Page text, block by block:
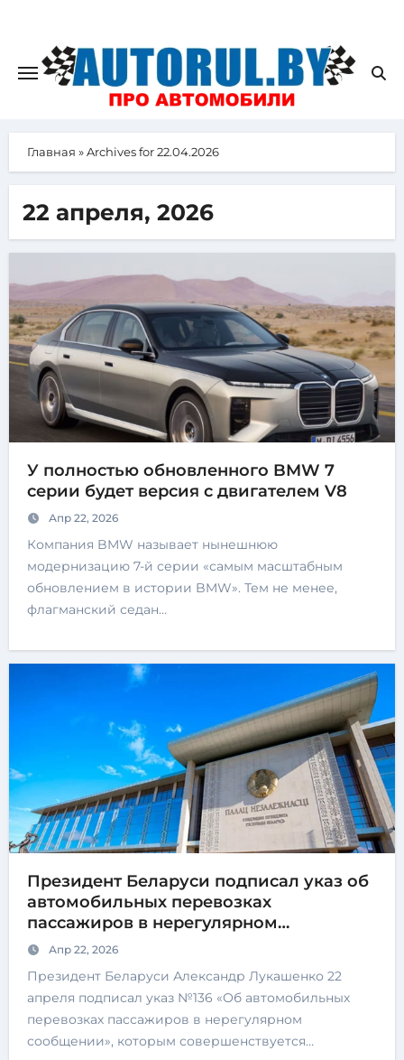
Главная »Archives for 22.04.2026
22 апреля, 2026
У полностью обновленного BMW 7
серии будет версия с двигателем V8
Апр 22, 2026
Компания BMW называет нынешнюю
модернизацию 7-й серии «самым масштабным
обновлением в истории BMW». Тем не менее,
флагманский седан…
Президент Беларуси подписал указ об
автомобильных перевозках
пассажиров в нерегулярном
сообщении
Апр 22, 2026
Президент Беларуси Александр Лукашенко 22
апреля подписал указ №136 «Об автомобильных
перевозках пассажиров в нерегулярном
сообщении», которым совершенствуется…